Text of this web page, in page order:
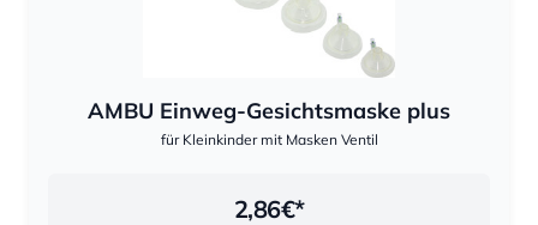
AMBU Einweg-Gesichtsmaske plus
für Kleinkinder mit Masken Ventil
2,86€*